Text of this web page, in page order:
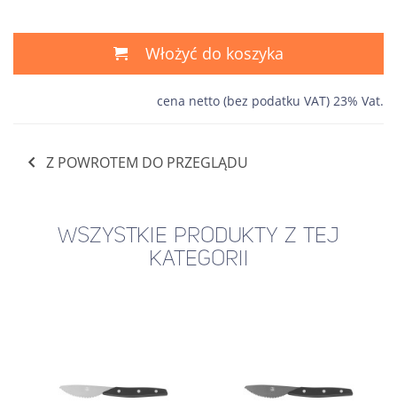
Włożyć do koszyka
cena netto (bez podatku VAT) 23% Vat.
Z POWROTEM DO PRZEGLĄDU
WSZYSTKIE PRODUKTY Z TEJ
KATEGORII